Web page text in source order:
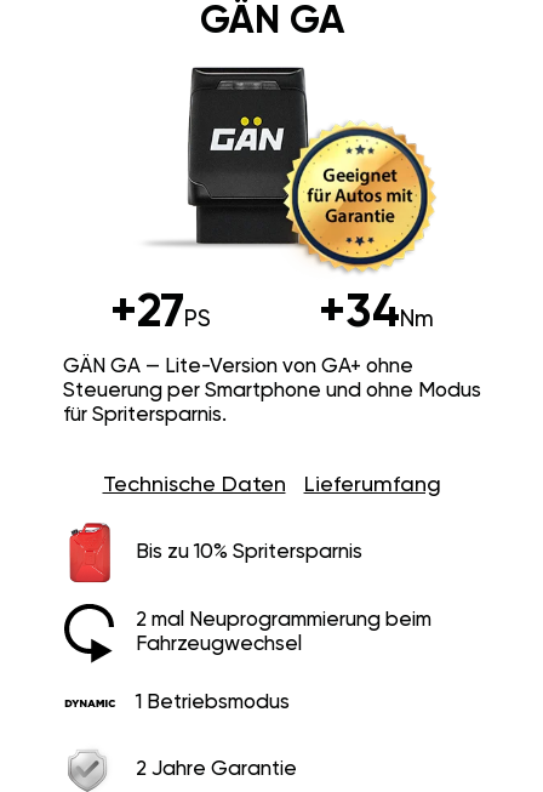
GÄN GA
+27PS +34Nm
GÄN GA — Lite-Version von GA+ ohne
Steuerung per Smartphone und ohne Modus
für Spritersparnis.
Technische Daten Lieferumfang
Bis zu 10% Spritersparnis
2 mal Neuprogrammierung beim
Fahrzeugwechsel
1 Betriebsmodus
2 Jahre Garantie